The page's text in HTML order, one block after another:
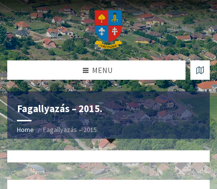
MENU
Fagallyazás – 2015.
Home Fagallyazás – 2015.